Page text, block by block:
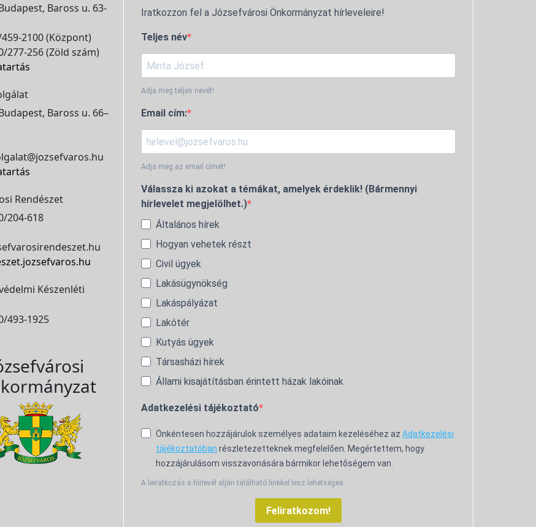
Baross u. 63-
2100 (Központ)
277-256 (Zöld szám)
Baross u. 66–
Rendészet
204-618
Készenléti
493-1925
Iratkozzon fel a Józsefvárosi Önkormányzat hírleveleire!
Teljes név
Adja meg teljes nevét!
Email cím:
Adja meg az email címét!
Válassza ki azokat a témákat, amelyek érdeklik! (Bármennyi
hírlevelet megjelölhet.)
Általános hírek
Hogyan vehetek részt
Civil ügyek
Lakásügynökség
Lakáspályázat
Lakótér
Kutyás ügyek
Társasházi hírek
Állami kisajátításban érintett házak lakóinak
Adatkezelési tájékoztató
Önkéntesen hozzájárulok személyes adataim kezeléséhez az Adatkezelési
tájékoztatóban részletezetteknek megfelelően. Megértettem, hogy
hozzájárulásom visszavonására bármikor lehetőségem van.
A leiratkozás a hírlevél alján található linkkel lesz lehetséges.
Feliratkozom!